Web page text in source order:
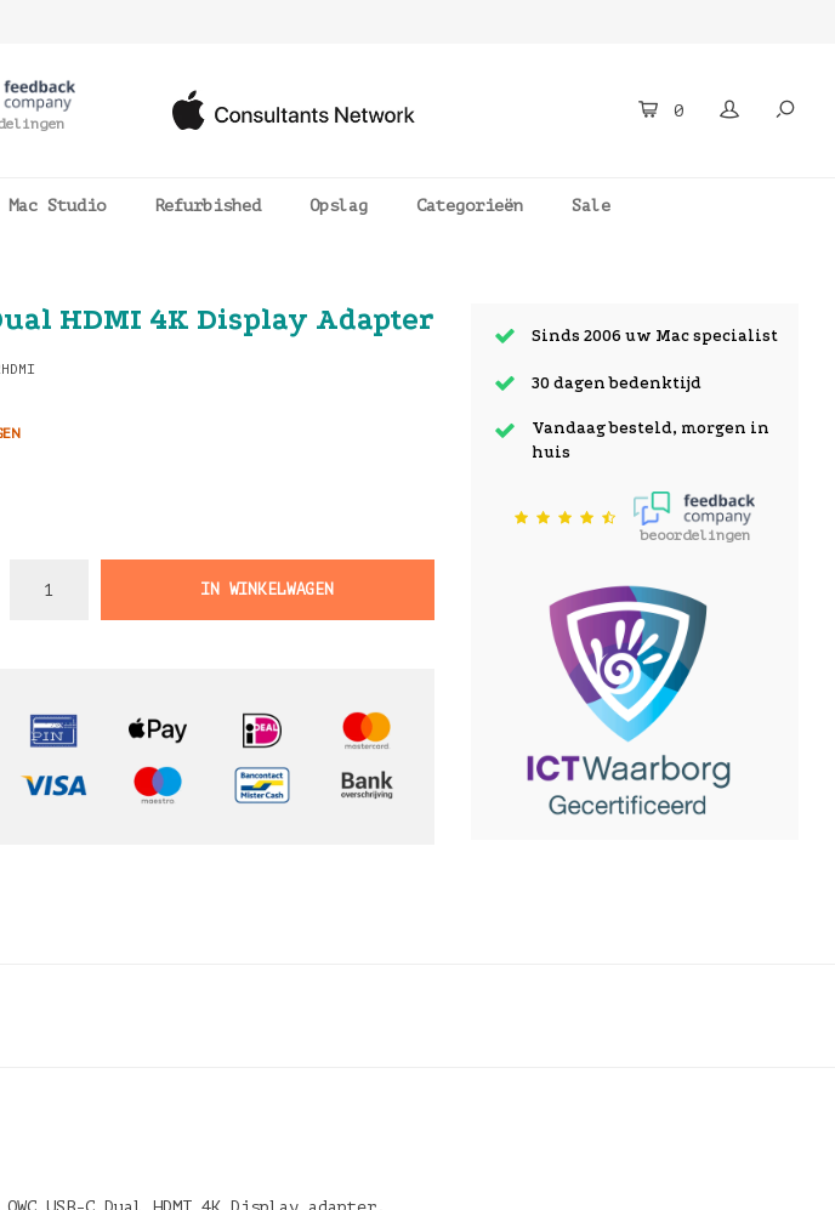
0
Mac Studio Refurbished Opslag Categorieën Sale
HDMI 4K Display Adapter
IN WINKELWAGEN
Sinds 2006 uw Mac specialist
30 dagen bedenktijd
Vandaag besteld, morgen in
huis
beoordelingen